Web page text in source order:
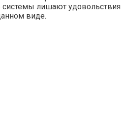
лишают удовольствия
виде.